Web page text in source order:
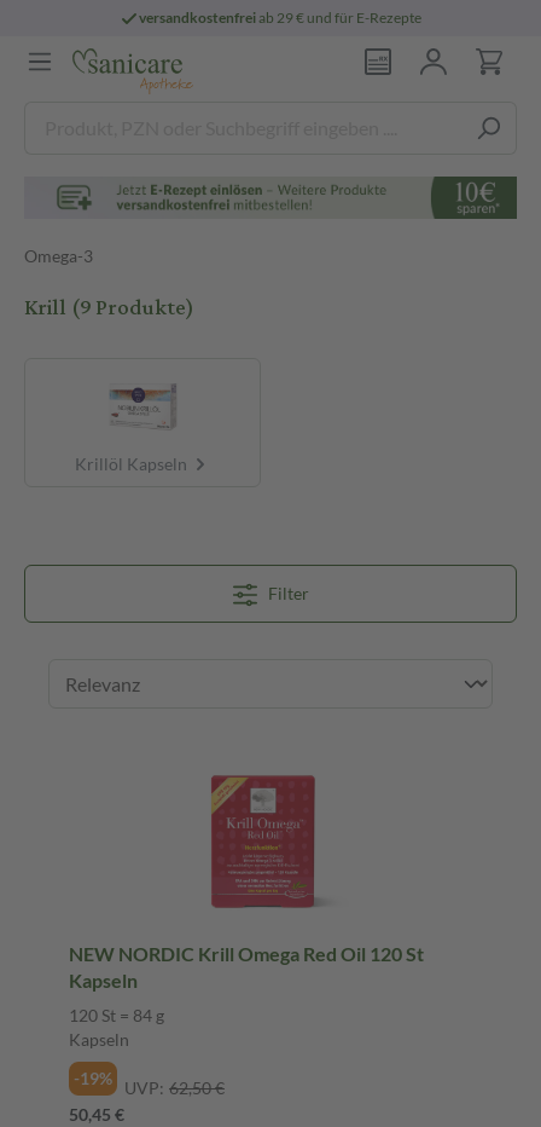
versandkostenfreiab 29 € und für E-Rezepte
Omega-3
Krill (9 Produkte)
Krillöl Kapseln
Filter
NEW NORDIC Krill Omega Red Oil 120 St
Kapseln
120 St = 84 g
Kapseln
-19%
UVP: 62,50 €
50,45 €